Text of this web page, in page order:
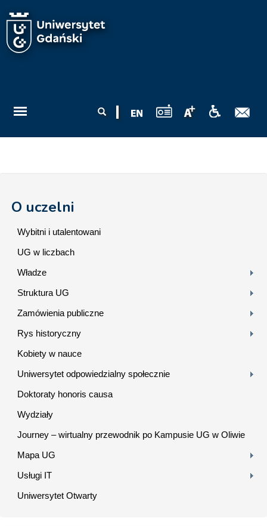
wyszukiwania
O uczelni
Wybitni i utalentowani
UG w liczbach
Władze
Struktura UG
Zamówienia publiczne
Rys historyczny
Kobiety w nauce
Uniwersytet odpowiedzialny społecznie
Doktoraty honoris causa
Wydziały
Journey – wirtualny przewodnik po Kampusie UG w Oliwie
Mapa UG
Usługi IT
Uniwersytet Otwarty